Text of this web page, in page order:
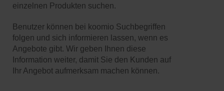
einzelnen Produkten suchen.
Benutzer können bei koomio Suchbegriffen
folgen und sich informieren lassen, wenn es
Angebote gibt. Wir geben Ihnen diese
Information weiter, damit Sie den Kunden auf
Ihr Angebot aufmerksam machen können.